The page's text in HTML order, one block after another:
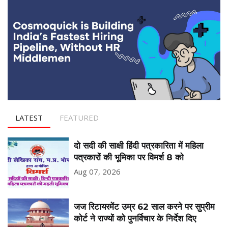
LATEST FEATURED
दो सदी की साक्षी हिंदी पत्रकारिता में महिला
पत्रकारों की भूमिका पर विमर्श 8 को
Aug 07, 2026
जज रिटायरमेंट उम्र 62 साल करने पर सुप्रीम
कोर्ट ने राज्यों को पुनर्विचार के निर्देश दिए